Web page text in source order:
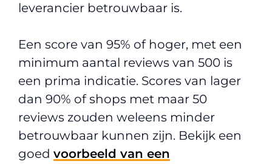
leverancier betrouwbaar is.
Een score van 95% of hoger, met een
minimum aantal reviews van 500 is
een prima indicatie. Scores van lager
dan 90% of shops met maar 50
reviews zouden weleens minder
betrouwbaar kunnen zijn. Bekijk een
goed voorbeeld van een